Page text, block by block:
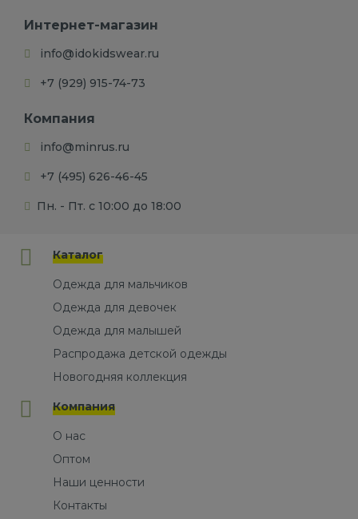
Интернет-магазин
info@idokidswear.ru
+7 (929) 915-74-73
Компания
info@minrus.ru
+7 (495) 626-46-45
Пн. - Пт. с 10:00 до 18:00
Каталог
Одежда для мальчиков
Одежда для девочек
Одежда для малышей
Распродажа детской одежды
Новогодняя коллекция
Компания
О нас
Оптом
Наши ценности
Контакты